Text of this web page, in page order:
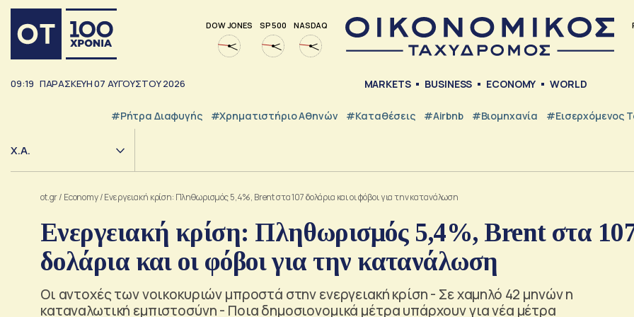
DOW JONES SP 500 NASDAQ
09:19 ΠΑΡΑΣΚΕΥΗ07 ΑΥΓΟΥΣΤΟΥ2026 MARKETS BUSINESS ECONOMY WORLD
#ρήτρα Διαφυγής #Χρηματιστήριο Αθηνών #Καταθέσεις #Airbnb #Βιομηχανία #εισερχόμενος
Χ.Α.
ot.gr/ Economy/Ενεργειακή κρίση: Πληθωρισμός 5,4%, Brent στα 107 δολάρια και οι φόβοι για την κατανάλωση
Ενεργειακή κρίση: Πληθωρισμός 5,4%, Brent στα
δολάρια και οι φόβοι για την κατανάλωση
Οι αντοχές των νοικοκυριών μπροστά στην ενεργειακή κρίση - Σε χαμηλό 42 μηνών η
καταναλωτική εμπιστοσύνη - Ποια δημοσιονομικά μέτρα υπάρχουν για νέα μέτρα